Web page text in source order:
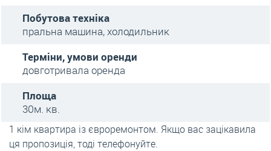
Побутова техніка
пральна машина, холодильник
Терміни, умови оренди
довготривала оренда
Площа
30м. кв.
1 кім квартира із євроремонтом. Якщо вас зацікавила
ця пропозиція, тоді телефонуйте.